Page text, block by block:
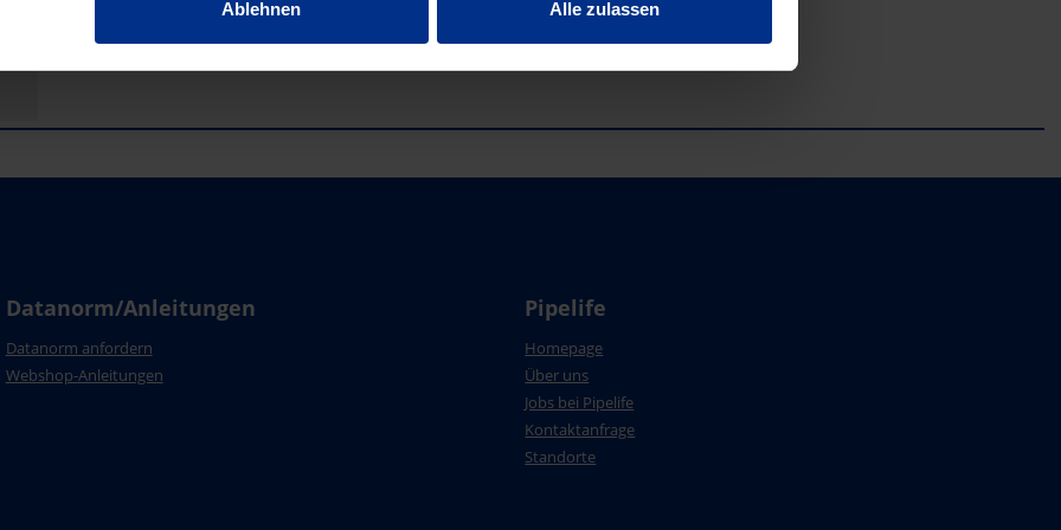
Ablehnen Alle zulassen
Datanorm/Anleitungen
Datanorm anfordern
Webshop-Anleitungen
Pipelife
Homepage
Über uns
Jobs bei Pipelife
Kontaktanfrage
Standorte